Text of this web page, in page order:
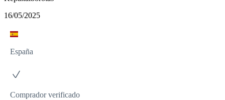
16/05/2025
España
Comprador verificado